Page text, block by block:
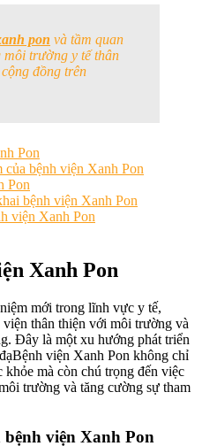
pon và tầm quan
môi trường y tế thân
đồng trên
Pon
của bệnh viện Xanh Pon
Pon
bệnh viện Xanh Pon
viện Xanh Pon
Xanh Pon
mới trong lĩnh vực y tế,
thân thiện với môi trường và
Đây là một xu hướng phát triển
viện Xanh Pon không chỉ
khỏe mà còn chú trọng đến việc
trường và tăng cường sự tham
viện Xanh Pon